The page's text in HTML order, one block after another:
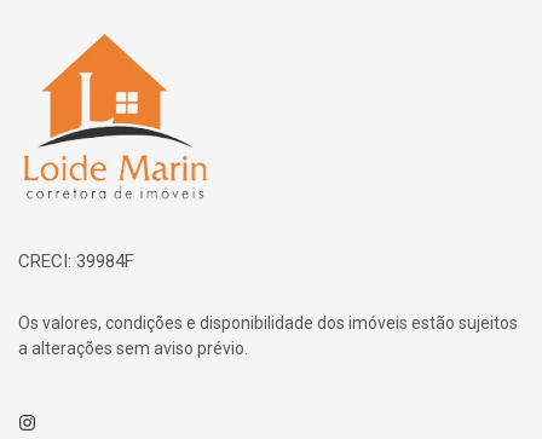
Página inicial
CRECI: 39984F
Os valores, condições e disponibilidade dos imóveis estão sujeitos
a alterações sem aviso prévio.
Instagram